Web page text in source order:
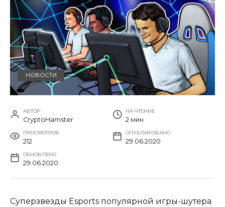
НОВОСТИ
АВТОР
CryptoHamster
НА ЧТЕНИЕ
2 мин
ПРОСМОТРОВ
212
ОПУБЛИКОВАНО
29.06.2020
ОБНОВЛЕНО
29.06.2020
Суперзвезды Esports популярной игры-шутера